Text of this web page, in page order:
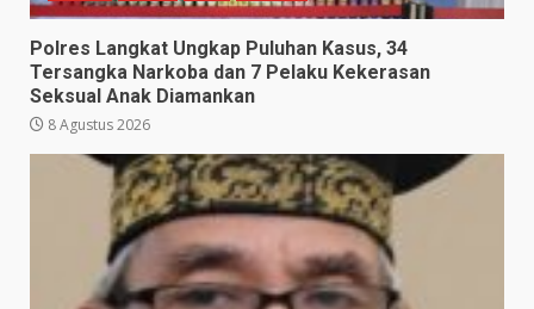
Polres Langkat Ungkap Puluhan Kasus, 34
Tersangka Narkoba dan 7 Pelaku Kekerasan
Seksual Anak Diamankan
8 Agustus 2026